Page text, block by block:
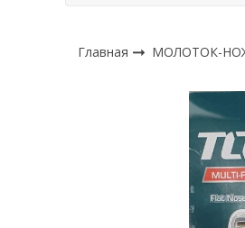
Главная МОЛОТОК-